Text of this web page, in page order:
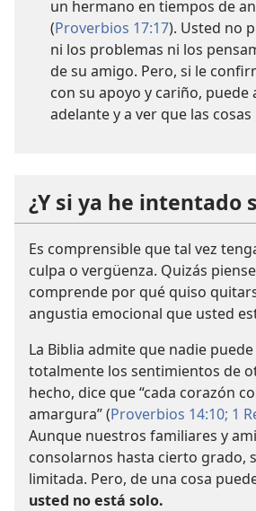
un hermano en tiempos de
(Proverbios 17:17). Usted no
ni los problemas ni los
de su amigo. Pero, si le
con su apoyo y cariño,
adelante y a ver que las
¿Y si ya he intentado
Es comprensible que tal vez
culpa o vergüenza. Quizás
comprende por qué quiso
angustia emocional que usted
La Biblia admite que nadie
totalmente los sentimientos de
hecho, dice que “cada corazón
amargura” (Proverbios 14:10; 1
Aunque nuestros familiares y
consolarnos hasta cierto grado,
limitada. Pero, de una cosa
usted no está solo.